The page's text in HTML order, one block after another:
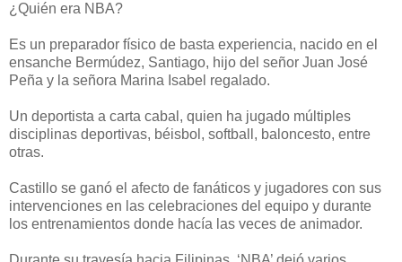
¿Quién era NBA?
Es un preparador físico de basta experiencia, nacido en el
ensanche Bermúdez, Santiago, hijo del señor Juan José
Peña y la señora Marina Isabel regalado.
Un deportista a carta cabal, quien ha jugado múltiples
disciplinas deportivas, béisbol, softball, baloncesto, entre
otras.
Castillo se ganó el afecto de fanáticos y jugadores con sus
intervenciones en las celebraciones del equipo y durante
los entrenamientos donde hacía las veces de animador.